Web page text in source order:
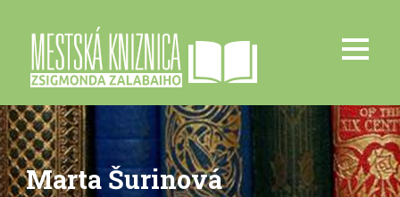
Marta Šurinová